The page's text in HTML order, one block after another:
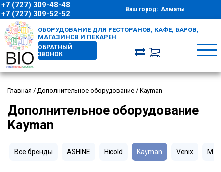
+7 (727) 309-48-48
+7 (727) 309-52-52
Ваш город: Алматы
ОБОРУДОВАНИЕ ДЛЯ РЕСТОРАНОВ, КАФЕ, БАРОВ,
МАГАЗИНОВ И ПЕКАРЕН
ОБРАТНЫЙ
ЗВОНОК
Главная / Дополнительное оборудование / Kayman
Дополнительное оборудование
Kayman
Все бренды ASHINE Hicold Kayman Venix